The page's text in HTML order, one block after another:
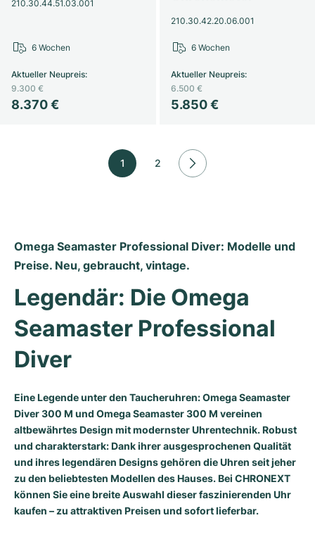
210.30.44.51.03.001
8.370 €
Aktueller Neupreis:
9.300 €
6 Wochen
210.30.42.20.06.001
5.850 €
Aktueller Neupreis:
6.500 €
6 Wochen
1 2
Omega Seamaster Professional Diver: Modelle und
Preise. Neu, gebraucht, vintage.
Legendär: Die Omega
Seamaster Professional
Diver
Eine Legende unter den Taucheruhren: Omega Seamaster
Diver 300 M und Omega Seamaster 300 M vereinen
altbewährtes Design mit modernster Uhrentechnik. Robust
und charakterstark: Dank ihrer ausgesprochenen Qualität
und ihres legendären Designs gehören die Uhren seit jeher
zu den beliebtesten Modellen des Hauses. Bei CHRONEXT
können Sie eine breite Auswahl dieser faszinierenden Uhr
kaufen – zu attraktiven Preisen und sofort lieferbar.